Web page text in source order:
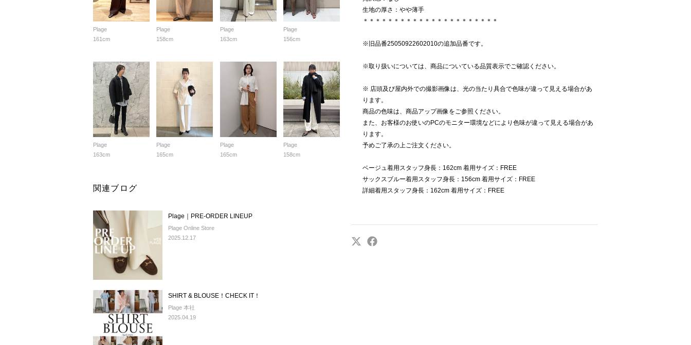
Plage
161cm
Plage
158cm
Plage
163cm
Plage
156cm
Plage
163cm
Plage
165cm
Plage
165cm
Plage
158cm
関連ブログ
Plage｜PRE-ORDER LINEUP
Plage Online Store
2025.12.17
SHIRT & BLOUSE！CHECK IT！
Plage 本社
2025.04.19
生地の厚さ：やや薄手
＊＊＊＊＊＊＊＊＊＊＊＊＊＊＊＊＊＊＊＊＊＊
※旧品番25050922602010の追加品番です。
※取り扱いについては、商品についている品質表示でご確認ください。
※ 店頭及び屋内外での撮影画像は、光の当たり具合で色味が違って見える場合があ
ります。
商品の色味は、商品アップ画像をご参照ください。
また、お客様のお使いのPCのモニター環境などにより色味が違って見える場合があ
ります。
予めご了承の上ご注文ください。
ベージュ着用スタッフ身長：162cm 着用サイズ：FREE
サックスブルー着用スタッフ身長：156cm 着用サイズ：FREE
詳細着用スタッフ身長：162cm 着用サイズ：FREE